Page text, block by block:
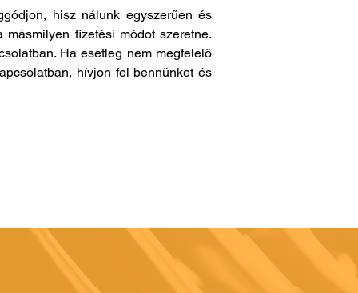
hisz nálunk egyszerűen és
fizetési módot szeretne.
Ha esetleg nem megfelelő
hívjon fel bennünket és